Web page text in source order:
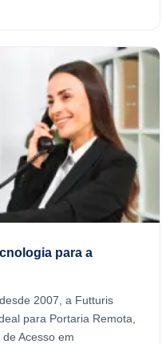
para a
2007, a Futturis
para Portaria Remota,
Acesso em